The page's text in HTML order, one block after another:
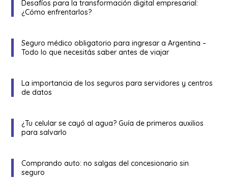
Desafíos para la transformación digital empresarial:
¿Cómo enfrentarlos?
Seguro médico obligatorio para ingresar a Argentina –
Todo lo que necesitás saber antes de viajar
La importancia de los seguros para servidores y centros
de datos
¿Tu celular se cayó al agua? Guía de primeros auxilios
para salvarlo
Comprando auto: no salgas del concesionario sin
seguro